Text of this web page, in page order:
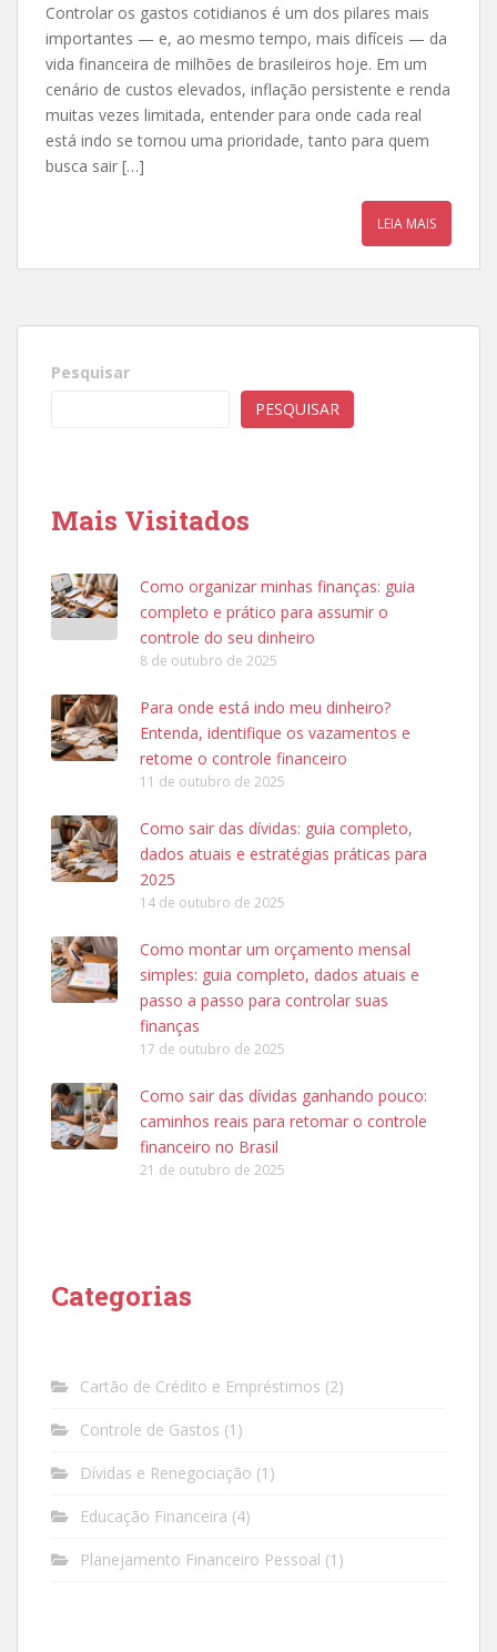
Controlar os gastos cotidianos é um dos pilares mais
importantes — e, ao mesmo tempo, mais difíceis — da
vida financeira de milhões de brasileiros hoje. Em um
cenário de custos elevados, inflação persistente e renda
muitas vezes limitada, entender para onde cada real
está indo se tornou uma prioridade, tanto para quem
busca sair […]
LEIA MAIS
Pesquisar
PESQUISAR
Mais Visitados
Como organizar minhas finanças: guia
completo e prático para assumir o
controle do seu dinheiro
8 de outubro de 2025
Para onde está indo meu dinheiro?
Entenda, identifique os vazamentos e
retome o controle financeiro
11 de outubro de 2025
Como sair das dívidas: guia completo,
dados atuais e estratégias práticas para
2025
14 de outubro de 2025
Como montar um orçamento mensal
simples: guia completo, dados atuais e
passo a passo para controlar suas
finanças
17 de outubro de 2025
Como sair das dívidas ganhando pouco:
caminhos reais para retomar o controle
financeiro no Brasil
21 de outubro de 2025
Categorias
Cartão de Crédito e Empréstimos (2)
Controle de Gastos (1)
Dívidas e Renegociação (1)
Educação Financeira (4)
Planejamento Financeiro Pessoal (1)